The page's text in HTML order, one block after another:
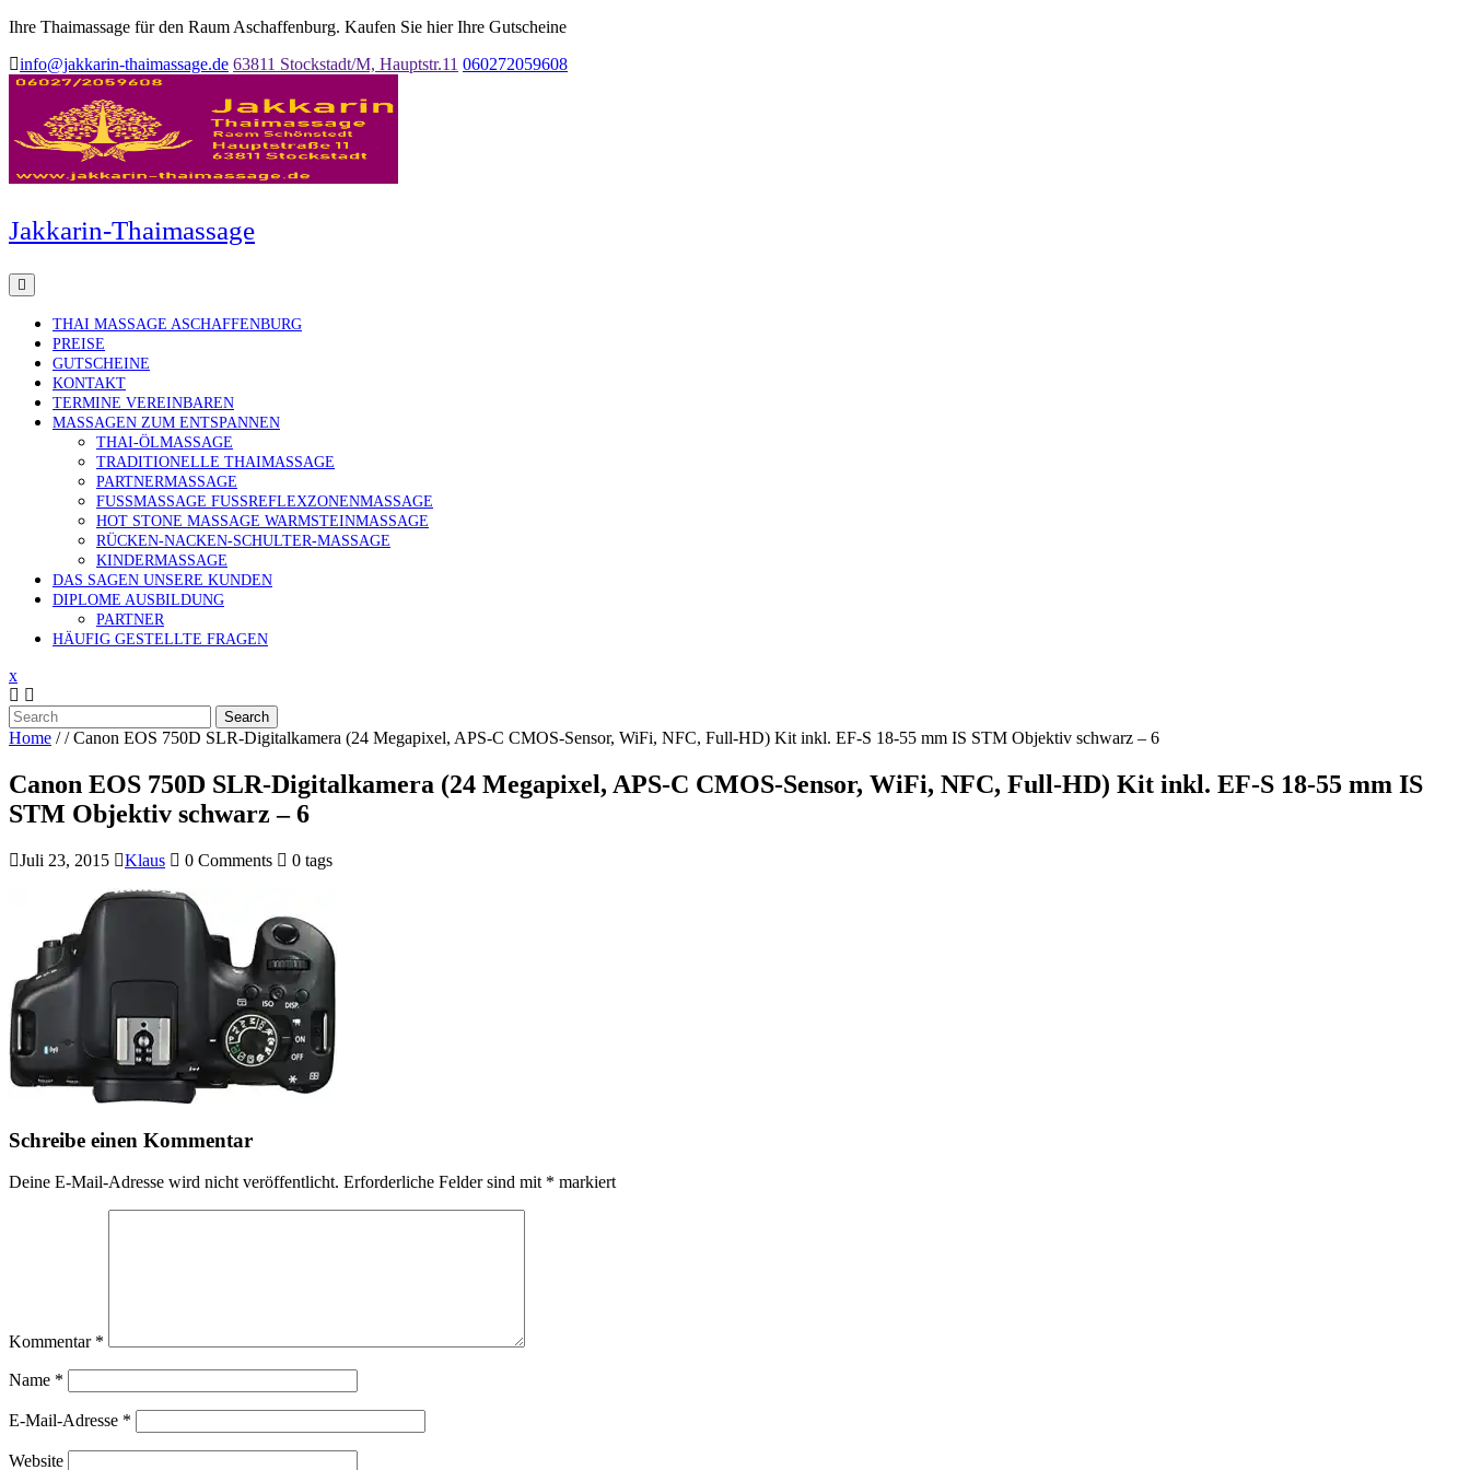
Ihre Thaimassage für den Raum Aschaffenburg. Kaufen Sie hier Ihre Gutscheine
info@jakkarin-thaimassage.de 63811 Stockstadt/M, Hauptstr.11 060272059608
Jakkarin-Thaimassage
THAI MASSAGE ASCHAFFENBURG
PREISE
GUTSCHEINE
KONTAKT
TERMINE VEREINBAREN
MASSAGEN ZUM ENTSPANNEN
THAI-ÖLMASSAGE
TRADITIONELLE THAIMASSAGE
PARTNERMASSAGE
FUSSMASSAGE FUSSREFLEXZONENMASSAGE
HOT STONE MASSAGE WARMSTEINMASSAGE
RÜCKEN-NACKEN-SCHULTER-MASSAGE
KINDERMASSAGE
DAS SAGEN UNSERE KUNDEN
DIPLOME AUSBILDUNG
PARTNER
HÄUFIG GESTELLTE FRAGEN
x
Search
Home / /Canon EOS 750D SLR-Digitalkamera (24 Megapixel, APS-C CMOS-Sensor, WiFi, NFC, Full-HD) Kit inkl. EF-S 18-55 mm IS STM Objektiv schwarz – 6
Canon EOS 750D SLR-Digitalkamera (24 Megapixel, APS-C CMOS-Sensor, WiFi, NFC, Full-HD) Kit inkl. EF-S 18-55 mm IS
STM Objektiv schwarz – 6
Juli 23, 2015 Klaus 0 Comments 0 tags
Schreibe einen Kommentar
Deine E-Mail-Adresse wird nicht veröffentlicht. Erforderliche Felder sind mit * markiert
Kommentar *
Name *
E-Mail-Adresse *
Website